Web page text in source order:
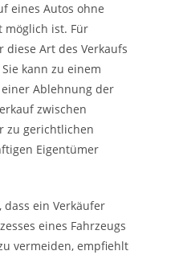
eines Autos ohne
möglich ist. Für
diese Art des Verkaufs
kann zu einem
Ablehnung der
zwischen
zu gerichtlichen
Eigentümer
ein Verkäufer
eines Fahrzeugs
vermeiden, empfiehlt